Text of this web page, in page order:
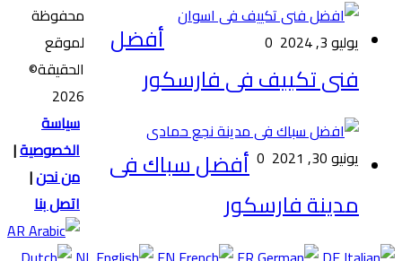
يوليو 3, 2024 0
أفضل
فنى تكييف فى فارسكور
يونيو 30, 2021 0 أفضل سباك فى
مدينة فارسكور
محفوظة
لموقع
الحقيقة©
2026
سياسة
الخصوصية|
من نحن|
اتصل بنا
AR